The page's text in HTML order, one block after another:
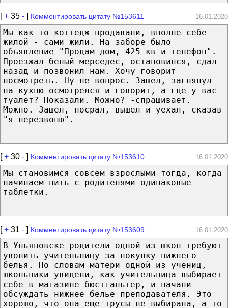
[+ 35 - ] Комментировать цитату №153611 16.01.2020
Мы как то коттедж продавали, вполне себе
жилой - сами жили. На заборе было
объявление "Продам дом, 425 кв и телефон".
Проезжал белый мерседес, остановился, сдал
назад и позвонил нам. Хочу говорит
посмотреть. Ну не вопрос. Зашел, заглянул
на кухню осмотрелся и говорит, а где у вас
туалет? Показали. Можно? -спрашивает.
Можно. Зашел, посрал, вышел и уехал, сказав
"я перезвоню".
[+ 30 - ] Комментировать цитату №153610 16.01.2020
Мы становимся совсем взрослыми тогда, когда
начинаем пить с родителями одинаковые
таблетки.
[+ 31 - ] Комментировать цитату №153609 16.01.2020
В Ульяновске родители одной из школ требуют
уволить учительницу за покупку нижнего
белья. По словам матери одной из учениц,
школьники увидели, как учительница выбирает
себе в магазине бюстгальтер, и начали
обсуждать нижнее белье преподавателя. Это
хорошо, что она еще трусы не выбирала, а то